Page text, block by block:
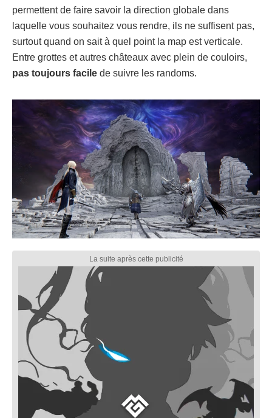
permettent de faire savoir la direction globale dans
laquelle vous souhaitez vous rendre, ils ne suffisent pas,
surtout quand on sait à quel point la map est verticale.
Entre grottes et autres châteaux avec plein de couloirs,
pas toujours facile de suivre les randoms.